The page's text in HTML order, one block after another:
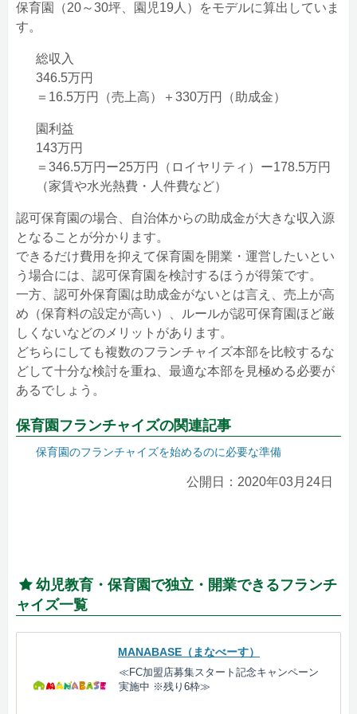
保育園（20～30坪、園児19人）をモデルに算出していま
す。
総収入
346.5万円
＝16.5万円（売上高）＋330万円（助成金）
園利益
143万円
＝346.5万円ー25万円（ロイヤリティ）ー178.5万円
（家賃や水光熱費・人件費など）
認可保育園の場合、自治体からの助成金が大きな収入源
となることが分かります。
できるだけ費用を抑えて保育園を開業・運営したいとい
う場合には、認可保育園を検討するほうが得策です。
一方、認可外保育園は助成金がないとは言え、売上が高
め（保育料の設定が高い）、ルールが認可保育園ほど厳
しくないなどのメリットがあります。
どちらにしても複数のフランチャイズ本部を比較するな
どして十分な検討を重ね、最適な本部を見極める必要が
あるでしょう。
保育園フランチャイズの関連記事
保育園のフランチャイズを始めるのに必要な準備
公開日：2020年03月24日
幼児教育・保育園で独立・開業できるフランチ
ャイズ一覧
MANABASE（まなべーす）
≪FC加盟店募集スタート記念キャンペーン
実施中 ※残り6枠≫